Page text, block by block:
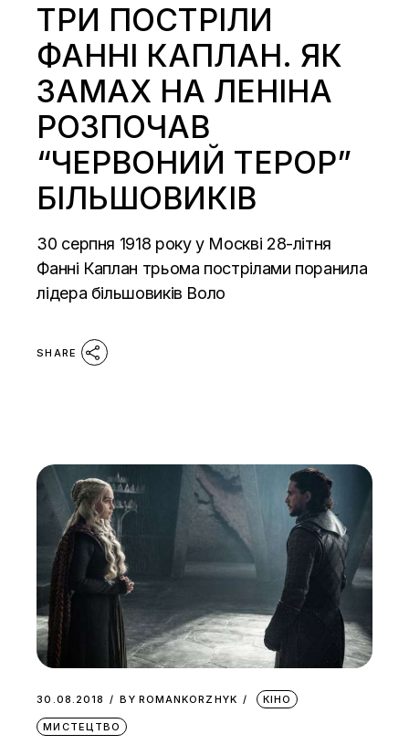
ТРИ ПОСТРІЛИ
ФАННІ КАПЛАН. ЯК
ЗАМАХ НА ЛЕНІНА
РОЗПОЧАВ
“ЧЕРВОНИЙ ТЕРОР”
БІЛЬШОВИКІВ
30 серпня 1918 року у Москві 28-літня
Фанні Каплан трьома пострілами поранила
лідера більшовиків Воло
SHARE
30.08.2018 BY ROMANKORZHYK КІНО
МИСТЕЦТВО